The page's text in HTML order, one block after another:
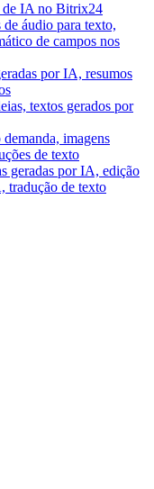
de IA no Bitrix24
de áudio para texto,
de campos nos
por IA, resumos
textos gerados por
imagens
de texto
geradas por IA, edição
tradução de texto